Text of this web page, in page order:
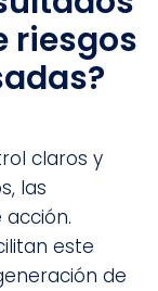
riesgos
claros y
las
este
de